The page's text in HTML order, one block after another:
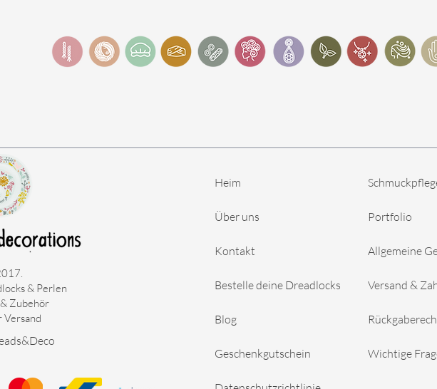
& Perlen
Zubehör
Heim
Über uns
Kontakt
Bestelle deine Dreadlocks
Blog
Geschenkgutschein
Portfolio
Allgemeine
Versand &
Wichtige